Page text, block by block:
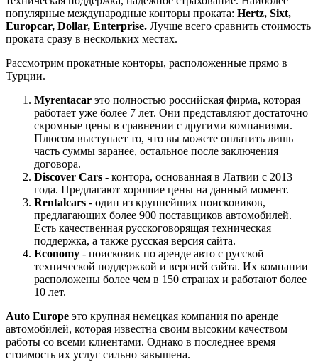
популярные международные конторы проката: Hertz, Sixt,
Europcar, Dollar, Enterprise. Лучше всего сравнить стоимость
проката сразу в нескольких местах.
Рассмотрим прокатные конторы, расположенные прямо в
Турции.
Myrentacar это полностью российская фирма, которая
работает уже более 7 лет. Они представляют достаточно
скромные цены в сравнении с другими компаниями.
Плюсом выступает то, что вы можете оплатить лишь
часть суммы заранее, остальное после заключения
договора.
Discover Cars - контора, основанная в Латвии с 2013
года. Предлагают хорошие цены на данный момент.
Rentalcars - один из крупнейших поисковиков,
предлагающих более 900 поставщиков автомобилей.
Есть качественная русскоговорящая техническая
поддержка, а также русская версия сайта.
Economy - поисковик по аренде авто с русской
технической поддержкой и версией сайта. Их компании
расположены более чем в 150 странах и работают более
10 лет.
Auto Europe это крупная немецкая компания по аренде
автомобилей, которая известна своим высоким качеством
работы со всеми клиентами. Однако в последнее время
стоимость их услуг сильно завышена.